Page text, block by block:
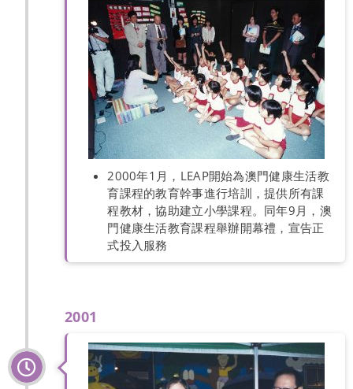
2000年1月，LEAP開始為澳門健康生活教
育課程的教育幹事進行培訓，提供所有課
程教材，協助建立小學課程。同年9月，澳
門健康生活教育課程舉辦開幕禮，宣告正
式投入服務
2001